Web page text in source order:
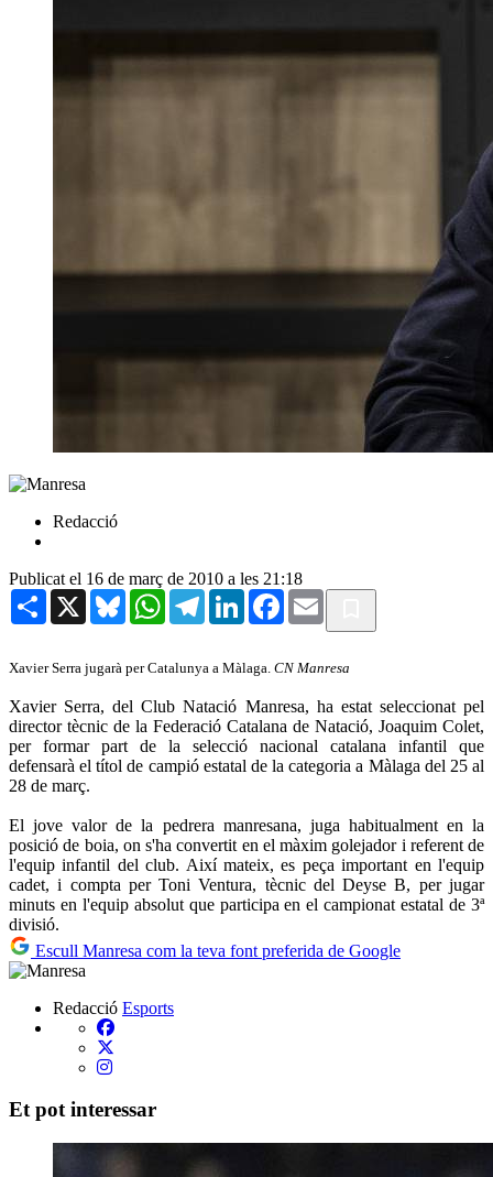
Redacció
Publicat el 16 de març de 2010 a les 21:18
Share X BlueskyWhatsAppTelegramLinkedInFacebook
Email
Xavier Serra jugarà per Catalunya a Màlaga. CN Manresa
Xavier Serra, del Club Natació Manresa, ha estat seleccionat pel
director tècnic de la Federació Catalana de Natació, Joaquim Colet,
per formar part de la selecció nacional catalana infantil que
defensarà el títol de campió estatal de la categoria a Màlaga del 25 al
28 de març.
El jove valor de la pedrera manresana, juga habitualment en la
posició de boia, on s'ha convertit en el màxim golejador i referent de
l'equip infantil del club. Així mateix, es peça important en l'equip
cadet, i compta per Toni Ventura, tècnic del Deyse B, per jugar
minuts en l'equip absolut que participa en el campionat estatal de 3ª
divisió.
Escull Manresa com la teva font preferida de Google
Redacció Esports
Et pot interessar